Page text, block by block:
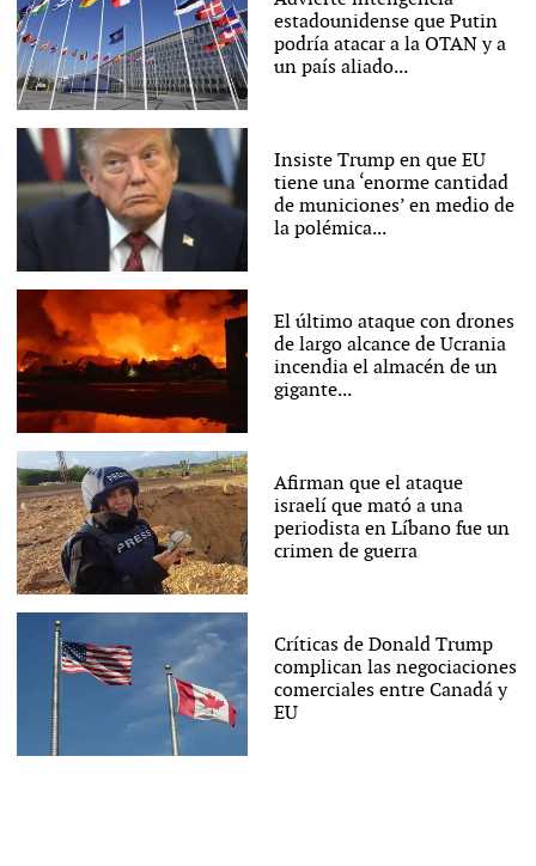
estadounidense que Putin
podría atacar a la OTAN y a
un país aliado...
Insiste Trump en que EU
tiene una ‘enorme cantidad
de municiones’ en medio de
la polémica...
El último ataque con drones
de largo alcance de Ucrania
incendia el almacén de un
gigante...
Afirman que el ataque
israelí que mató a una
periodista en Líbano fue un
crimen de guerra
Críticas de Donald Trump
complican las negociaciones
comerciales entre Canadá y
EU